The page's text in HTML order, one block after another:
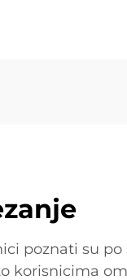
poznati su po
korisnicima